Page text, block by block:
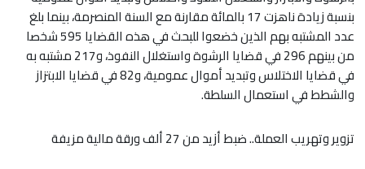
بنسبة زيادة ناهزت 17 بالمائة مقارنة مع السنة المنصرمة، بينما بلغ
عدد المشتبه بهم الذين خضعوا للبحث في هذه القضايا 595 شخصا
من بينهم 296 في قضايا الرشوة واستغلال النفوذ، و217 مشتبه به
في قضايا الاختلاس وتبديد أموال عمومية، و82 في قضايا الابتزاز
والشطط في استعمال السلطة.
تزوير وتهريب العملة.. ضبط أزيد من 27 ألف ورقة مالية مزيفة